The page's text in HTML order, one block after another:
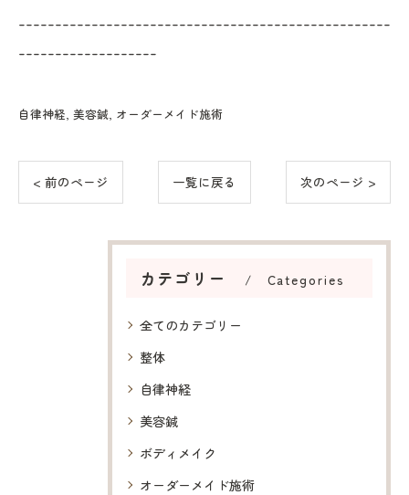
---------------------------------------------------
-------------------
自律神経 美容鍼 オーダーメイド施術
< 前のページ 一覧に戻る 次のページ >
カテゴリー Categories
全てのカテゴリー
整体
自律神経
美容鍼
ボディメイク
オーダーメイド施術